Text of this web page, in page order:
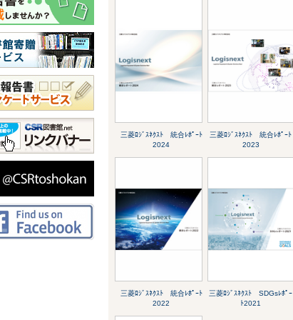
三菱ﾛｼﾞｽﾈｸｽﾄ 統合ﾚﾎﾟｰﾄ
2024
三菱ﾛｼﾞｽﾈｸｽﾄ 統合ﾚﾎﾟｰﾄ
2023
三菱ﾛｼﾞｽﾈｸｽﾄ 統合ﾚﾎﾟｰﾄ
2022
三菱ﾛｼﾞｽﾈｸｽﾄ SDGsﾚﾎﾟｰ
ﾄ2021